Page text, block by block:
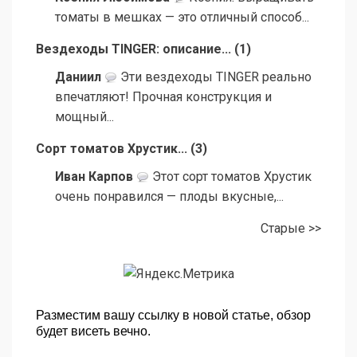
томаты в мешках — это отличный способ...
Вездеходы TINGER: описание... (1 )
Даниил
Эти вездеходы TINGER реально
впечатляют! Прочная конструкция и
мощный...
Сорт томатов Хрустик... (3)
Иван Карпов
Этот сорт томатов Хрустик
очень понравился — плоды вкусные,...
Старые >>
Разместим вашу ссылку в новой статье, обзор
будет висеть вечно.